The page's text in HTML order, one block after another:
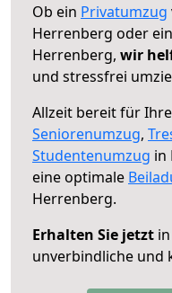
Ob ein Privatumzug
Herrenberg oder
Herrenberg, wir
und stressfrei
Allzeit bereit für
Seniorenumzug,
Studentenumzug in
eine optimale
Herrenberg.
Erhalten Sie jetzt
unverbindliche und